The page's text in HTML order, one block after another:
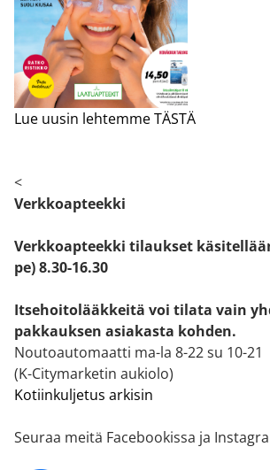
Lue uusin lehtemme TÄSTÄ
<
Verkkoapteekki
Verkkoapteekki tilaukset
pe) 8.30-16.30
Itsehoitolääkkeitä voi tilata vain
pakkauksen asiakasta kohden.
Noutoautomaatti ma-la 8-22 su 10-21
(K-Citymarketin aukiolo)
Kotiinkuljetus arkisin
Seuraa meitä Facebookissa ja